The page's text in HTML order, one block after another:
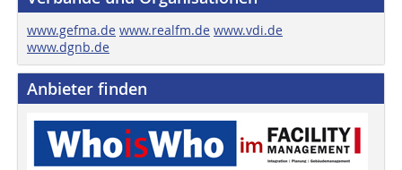
www.gefma.de www.realfm.de www.vdi.de
www.dgnb.de
Anbieter finden